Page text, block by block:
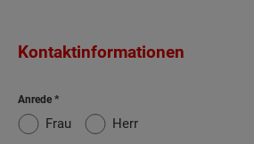
Kontaktinformationen
Anrede
Frau Herr